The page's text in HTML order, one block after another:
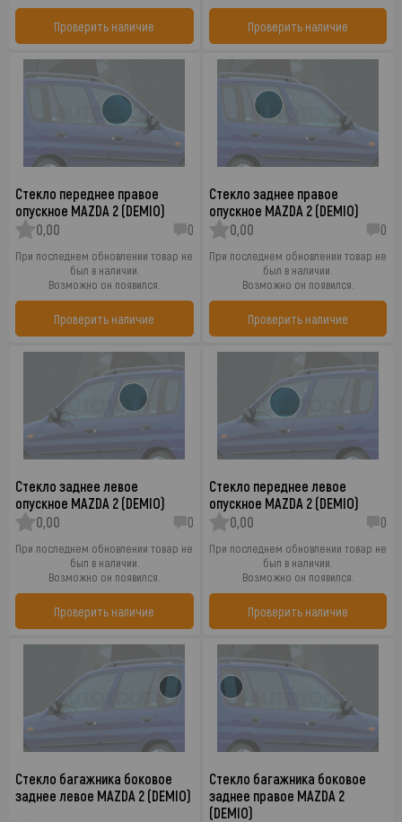
Проверить наличие Проверить наличие
Стекло переднее правое
опускное MAZDA 2 (DEMIO)
0,00
0
При последнем обновлении товар не
был в наличии.
Возможно он появился.
Проверить наличие
Стекло заднее правое
опускное MAZDA 2 (DEMIO)
0,00
0
При последнем обновлении товар не
был в наличии.
Возможно он появился.
Проверить наличие
Стекло заднее левое
опускное MAZDA 2 (DEMIO)
0,00
0
При последнем обновлении товар не
был в наличии.
Возможно он появился.
Проверить наличие
Стекло переднее левое
опускное MAZDA 2 (DEMIO)
0,00
0
При последнем обновлении товар не
был в наличии.
Возможно он появился.
Проверить наличие
Стекло багажника боковое
заднее левое MAZDA 2 (DEMIO)
Стекло багажника боковое
заднее правое MAZDA 2
(DEMIO)